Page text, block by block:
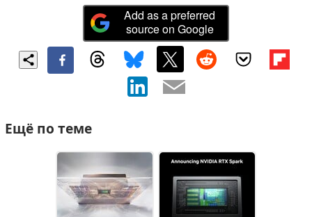
Add as a preferred
source on Google
Ещё по теме